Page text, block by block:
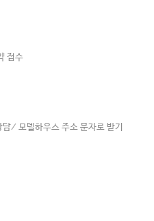
접수
/ 모델하우스 주소 문자로 받기